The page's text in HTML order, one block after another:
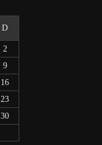
D
2
9
16
23
30